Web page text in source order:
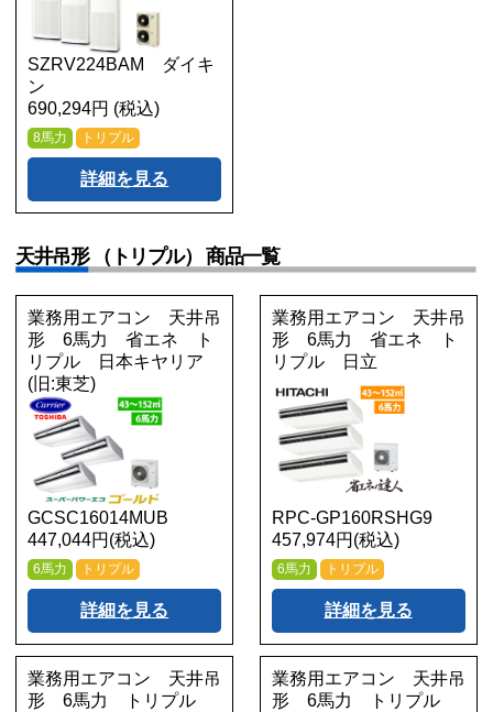
SZRV224BAM ダイキ
ン
690,294円 (税込)
8馬力 トリプル
詳細を見る
天井吊形 （トリプル） 商品一覧
業務用エアコン 天井吊
形 6馬力 省エネ ト
リプル 日本キヤリア
(旧:東芝)
GCSC16014MUB
447,044円(税込)
6馬力 トリプル
詳細を見る
業務用エアコン 天井吊
形 6馬力 省エネ ト
リプル 日立
RPC-GP160RSHG9
457,974円(税込)
6馬力 トリプル
詳細を見る
業務用エアコン 天井吊
形 6馬力 トリプル
業務用エアコン 天井吊
形 6馬力 トリプル